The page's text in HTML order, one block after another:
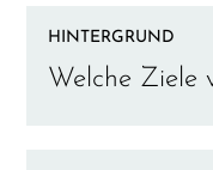
HINTERGRUND
Welche Ziele